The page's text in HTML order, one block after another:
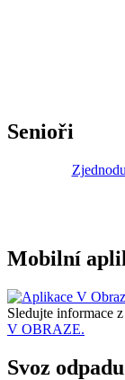
Senioři
Mobilní
Sledujte informace
V OBRAZE.
Svoz odpadu